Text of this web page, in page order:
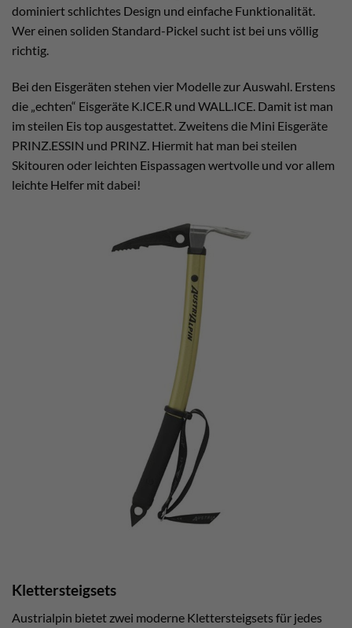
dominiert schlichtes Design und einfache Funktionalität.
Wer einen soliden Standard-Pickel sucht ist bei uns völlig
richtig.
Bei den Eisgeräten stehen vier Modelle zur Auswahl. Erstens
die „echten“ Eisgeräte K.ICE.R und WALL.ICE. Damit ist man
im steilen Eis top ausgestattet. Zweitens die Mini Eisgeräte
PRINZ.ESSIN und PRINZ. Hiermit hat man bei steilen
Skitouren oder leichten Eispassagen wertvolle und vor allem
leichte Helfer mit dabei!
Klettersteigsets
Austrialpin bietet zwei moderne Klettersteigsets für jedes